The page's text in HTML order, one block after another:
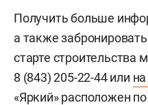
Получить больше
а также
старте строительства
8 (843) 205-22-44или
«Яркий» расположен